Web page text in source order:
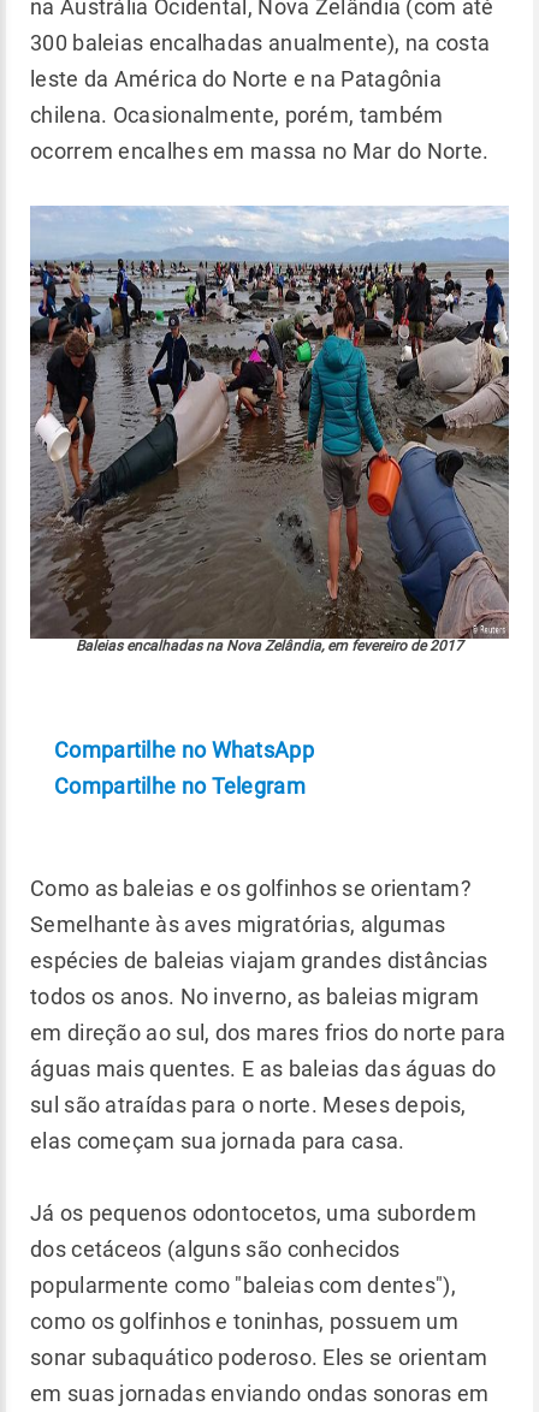
na Austrália Ocidental, Nova Zelândia (com até
300 baleias encalhadas anualmente), na costa
leste da América do Norte e na Patagônia
chilena. Ocasionalmente, porém, também
ocorrem encalhes em massa no Mar do Norte.
Baleias encalhadas na Nova Zelândia, em fevereiro de 2017
Compartilhe no WhatsApp
Compartilhe no Telegram
Como as baleias e os golfinhos se orientam?
Semelhante às aves migratórias, algumas
espécies de baleias viajam grandes distâncias
todos os anos. No inverno, as baleias migram
em direção ao sul, dos mares frios do norte para
águas mais quentes. E as baleias das águas do
sul são atraídas para o norte. Meses depois,
elas começam sua jornada para casa.
Já os pequenos odontocetos, uma subordem
dos cetáceos (alguns são conhecidos
popularmente como "baleias com dentes"),
como os golfinhos e toninhas, possuem um
sonar subaquático poderoso. Eles se orientam
em suas jornadas enviando ondas sonoras em